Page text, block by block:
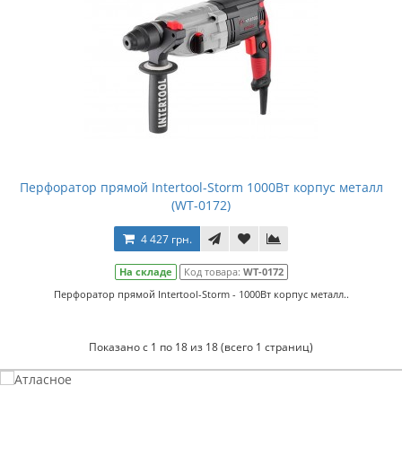
Перфоратор прямой Intertool-Storm 1000Вт корпус металл
(WT-0172)
4 427 грн.
На складе Код товара: WT-0172
Перфоратор прямой Intertool-Storm - 1000Вт корпус металл..
Показано с 1 по 18 из 18 (всего 1 страниц)